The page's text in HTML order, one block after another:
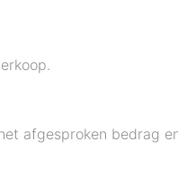
afgesproken bedrag